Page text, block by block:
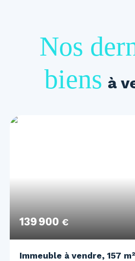
Nos
biens à
139 900 €
Immeuble à vendre, 157